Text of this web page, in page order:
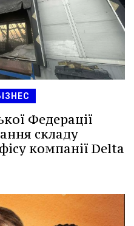
Федерації
складу
компанії Delta